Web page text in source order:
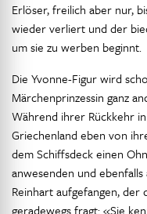
Erlöser, freilich aber nur,
wieder verliert und der
um sie zu werben beginnt.
Die Yvonne-Figur wird
Märchenprinzessin ganz
Während ihrer Rückkehr
Griechenland eben von
dem Schiffsdeck einen
anwesenden und
Reinhart aufgefangen, der
geradewegs fragt: «Sie